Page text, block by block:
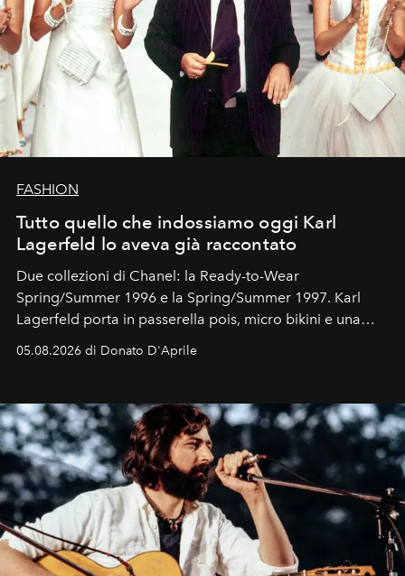
FASHION
Tutto quello che indossiamo oggi Karl
Lagerfeld lo aveva già raccontato
Due collezioni di Chanel: la Ready-to-Wear
Spring/Summer 1996 e la Spring/Summer 1997. Karl
Lagerfeld porta in passerella pois, micro bikini e una
Kate, Claudia e Carla una dietro l'altra. Trent'anni dopo,
uno dei documenti più contemporanei che abbiamo.
05.08.2026 di Donato D'Aprile